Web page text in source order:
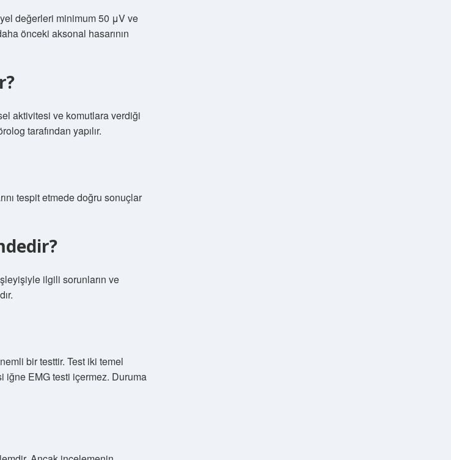
değerleri minimum 50 μV ve
önceki aksonal hasarının
aktivitesi ve komutlara verdiği
tarafından yapılır.
tespit etmede doğru sonuçlar
ilgili sorunların ve
bir testtir. Test iki temel
iğne EMG testi içermez. Duruma